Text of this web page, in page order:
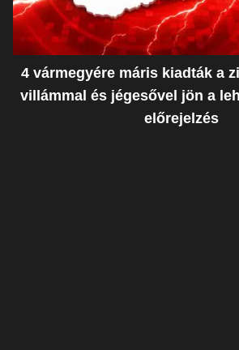
4 vármegyére máris kiadták a
villámmal és jégesővel jön a
előrejelzés